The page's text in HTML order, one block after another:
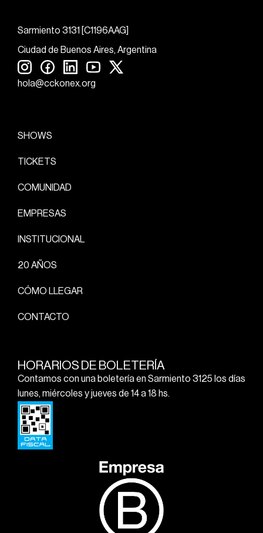
Sarmiento 3131 [C1196AAG]
Ciudad de Buenos Aires, Argentina
hola@cckonex.org
SHOWS
TICKETS
COMUNIDAD
EMPRESAS
INSTITUCIONAL
20 AÑOS
CÓMO LLEGAR
CONTACTO
HORARIOS DE BOLETERÍA
Contamos con una boletería en Sarmiento 3125 los días
lunes, miércoles y jueves de 14 a 18 hs.